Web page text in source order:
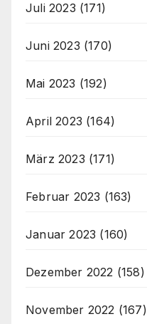
Juli 2023 (171)
Juni 2023 (170)
Mai 2023 (192)
April 2023 (164)
März 2023 (171)
Februar 2023 (163)
Januar 2023 (160)
Dezember 2022 (158)
November 2022 (167)